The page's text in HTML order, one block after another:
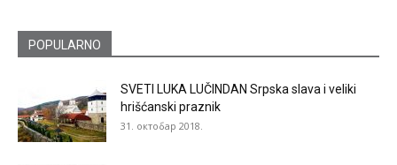
POPULARNO
SVETI LUKA LUČINDAN Srpska slava i veliki
hrišćanski praznik
31. октобар 2018.